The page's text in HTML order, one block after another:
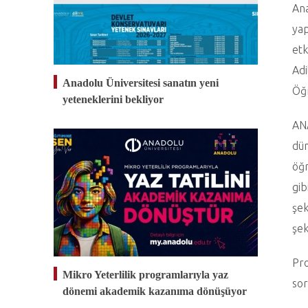
Anadolu Üniversitesi sanatın yeni
yeteneklerini bekliyor
Mikro Yeterlilik programlarıyla yaz
dönemi akademik kazanıma dönüşüyor